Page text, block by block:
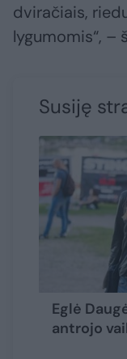
dviračiais,
lygumomis“, –
Susiję
Eglė
antrojo